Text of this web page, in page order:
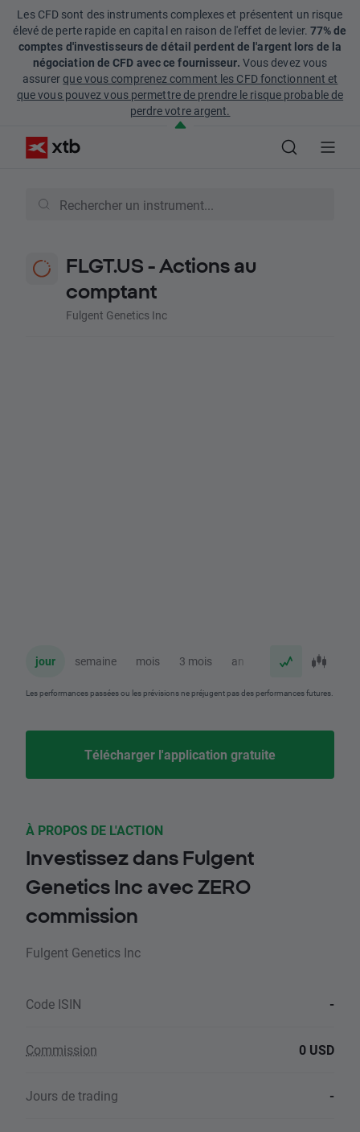
Les CFD sont des instruments complexes et présentent un risque
élevé de perte rapide en capital en raison de l'effet de levier. 77% de
comptes d'investisseurs de détail perdent de l'argent lors de la
négociation de CFD avec ce fournisseur. Vous devez vous
assurerque vous comprenez comment les CFD fonctionnent et
que vous pouvez vous permettre de prendre le risque probable de
perdre votre argent.
FLGT.US - Actions au
comptant
Fulgent Genetics Inc
jour semaine mois 3 mois an
Les performances passées ou les prévisions ne préjugent pas des performances futures.
Télécharger l'application gratuite
À PROPOS DE L'ACTION
Investissez dans Fulgent
Genetics Inc avec ZERO
commission
Fulgent Genetics Inc
Code ISIN -
Commission 0 USD
Jours de trading -